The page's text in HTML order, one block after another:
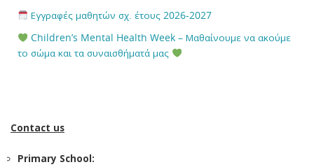
Εγγραφές μαθητών σχ. έτους 2026-2027
Children’s Mental Health Week – Μαθαίνουμε να ακούμε
το σώμα και τα συναισθήματά μας
Contact us
Primary School: